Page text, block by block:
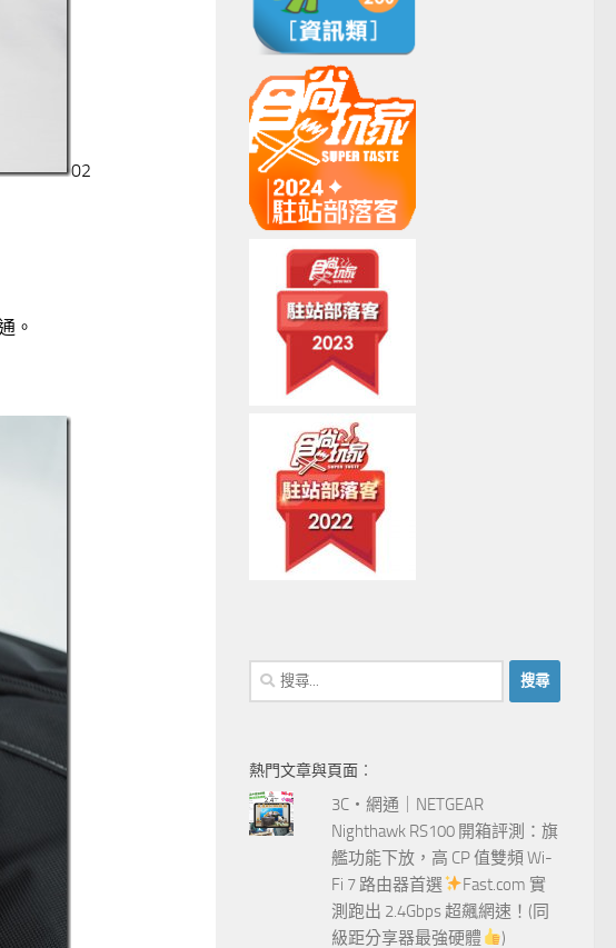
02
。
搜
尋
字:
熱門文章與頁面︰
3C‧網通｜NETGEAR
Nighthawk RS100 開箱評測：旗
艦功能下放，高 CP 值雙頻 Wi-
Fi 7 路由器首選
Fast.com 實
測跑出 2.4Gbps 超飆網速！(同
級距分享器最強硬體
)